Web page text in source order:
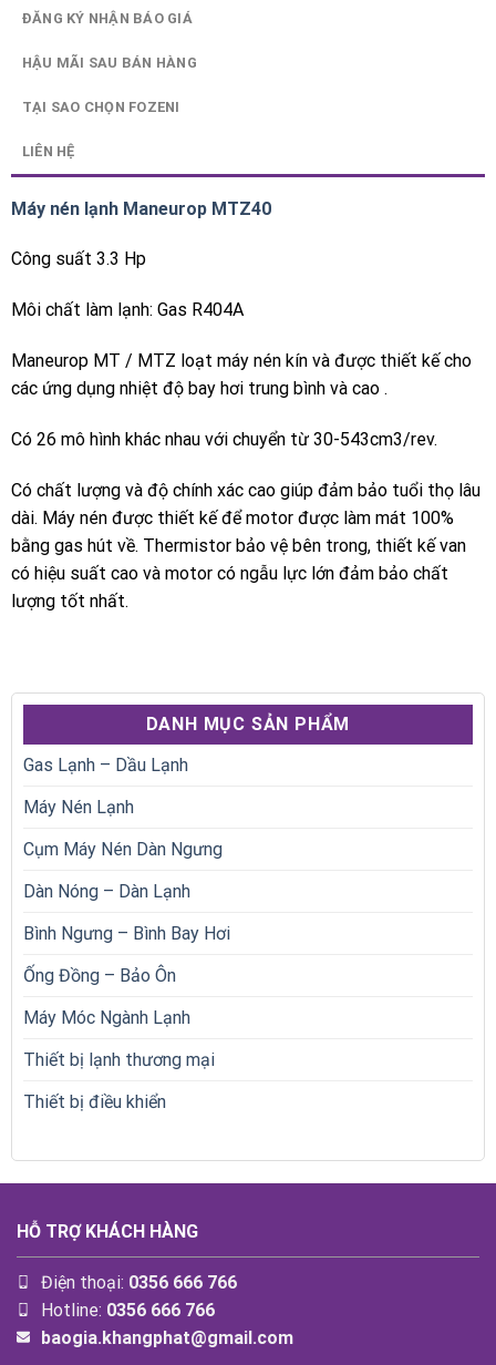
ĐĂNG KÝ NHẬN BÁO GIÁ
HẬU MÃI SAU BÁN HÀNG
TẠI SAO CHỌN FOZENI
LIÊN HỆ
Máy nén lạnh Maneurop MTZ40
Công suất 3.3 Hp
Môi chất làm lạnh: Gas R404A
Maneurop MT / MTZ loạt máy nén kín và được thiết kế cho
các ứng dụng nhiệt độ bay hơi trung bình và cao.
Có 26 mô hình khác nhau với chuyển từ 30-543cm3/rev.
Có chất lượng và độ chính xác cao giúp đảm bảo tuổi thọ lâu
dài. Máy nén được thiết kế để motor được làm mát 100%
bằng gas hút về. Thermistor bảo vệ bên trong, thiết kế van
có hiệu suất cao và motor có ngẫu lực lớn đảm bảo chất
lượng tốt nhất.
DANH MỤC SẢN PHẨM
Gas Lạnh – Dầu Lạnh
Máy Nén Lạnh
Cụm Máy Nén Dàn Ngưng
Dàn Nóng – Dàn Lạnh
Bình Ngưng – Bình Bay Hơi
Ống Đồng – Bảo Ôn
Máy Móc Ngành Lạnh
Thiết bị lạnh thương mại
Thiết bị điều khiển
HỖ TRỢ KHÁCH HÀNG
Điện thoại: 0356 666 766
Hotline: 0356 666 766
baogia.khangphat@gmail.com